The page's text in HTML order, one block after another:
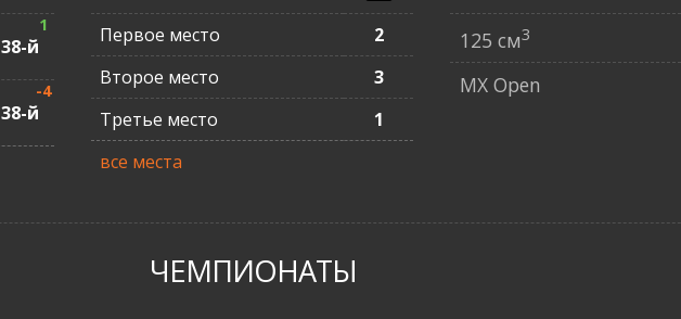
38-й
1
38-й
-4
Первое место
2
Второе место
3
Третье место
1
все места
125 см3
MX Open
ЧЕМПИОНАТЫ